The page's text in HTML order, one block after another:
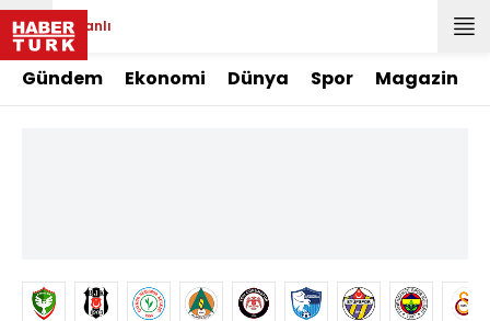
Canlı
Gündem Ekonomi Dünya Spor Magazin